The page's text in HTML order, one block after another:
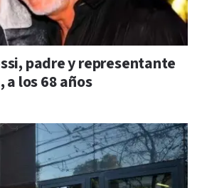
padre y representante
a los 68 años